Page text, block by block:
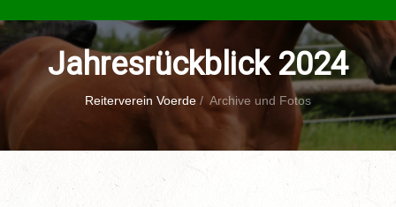
Jahresrückblick 2024
Reiterverein Voerde / Archive und Fotos